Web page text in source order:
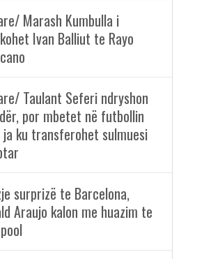
Marash Kumbulla i
Ivan Balliut te Rayo
Taulant Seferi ndryshon
por mbetet në futbollin
ku transferohet sulmuesi
surprizë te Barcelona,
Araujo kalon me huazim te